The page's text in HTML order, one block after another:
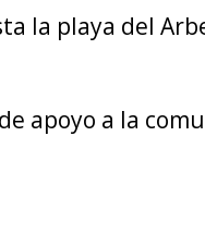
la playa del
apoyo a la